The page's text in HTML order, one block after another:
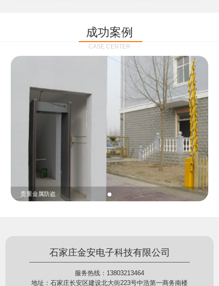
作站也能自动为执法记录仪充充电、校校时，做执法
记录仪的贴心小"保姆"。随着群众法律意识的逐步提
高，行政执法行为更加"阳光、透明"，通过工作站可
以随时调取证据视频，精准查阅现场资料，直戳了当
的展示给行政相对人看，有效的减少了行政相对人对
城管执法行为的误解，树立了执法的公信力。
定位模块，可通过移动网络将位置信息实时发送到监
控中心，在平台的电子地图上显示出设备的具体位
置，实时查看执法人员到岗情况及根据执法环境迅速
调配周边执法人员。同时，内置NFC芯片，可支持身
份证查验等拓展功能，在实战中发挥着重要的作用，
能广泛应用于交警公安执法、卫生监督、城管执法、
海关执法、路政、质量监督、林业园林、消防、质量
监督、公路铁路等各个领域。
成功案例
CASE CENTER
贵重金属防盗
石家庄金安电子科技有限公司
服务热线：13803213464
地址：石家庄长安区建设北大街223号中浩第一商务南楼